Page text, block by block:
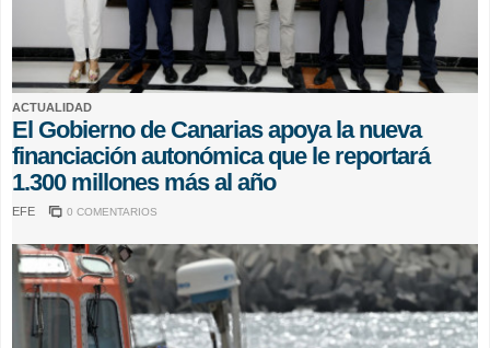
ACTUALIDAD
El Gobierno de Canarias apoya la nueva
financiación autonómica que le reportará
1.300 millones más al año
EFE 0 COMENTARIOS